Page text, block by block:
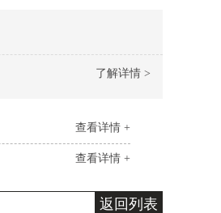
了解详情 >
查看详情 +
查看详情 +
返回列表